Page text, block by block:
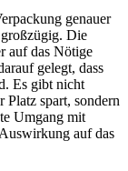
genauer
Die
auf das Nötige
gelegt, dass
Es gibt nicht
spart, sondern
Umgang mit
auf das